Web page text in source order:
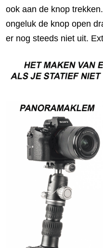
ook aan de knop
ongeluk de knop open
er nog steeds niet uit.